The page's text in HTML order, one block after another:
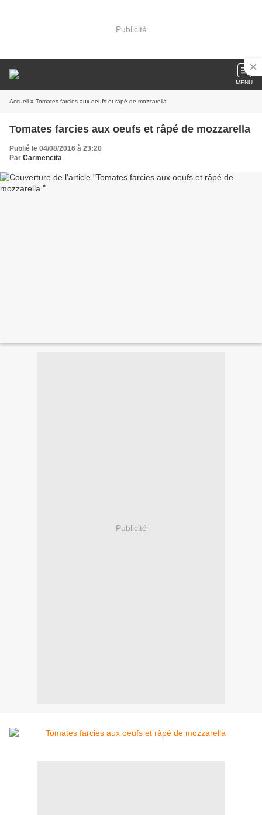
Publicité
MENU
Accueil » Tomates farcies aux oeufs et râpé de mozzarella
Tomates farcies aux oeufs et râpé de mozzarella
Publié le 04/08/2016 à 23:20
Par Carmencita
Publicité